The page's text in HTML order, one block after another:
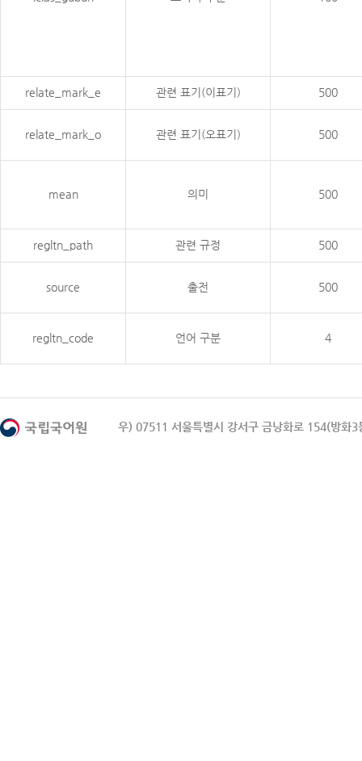
relate_mark_e 관련 표기(이표기) 500
relate_mark_o 관련 표기(오표기) 500
mean 의미 500
regltn_path 관련 규정 500
source 출전 500
regltn_code 언어 구분 4
우) 07511 서울특별시 강서구 금낭화로 154(방화3